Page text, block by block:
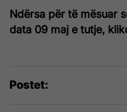
Ndërsa për të mësuar
data 09 maj e tutje,
Postet: